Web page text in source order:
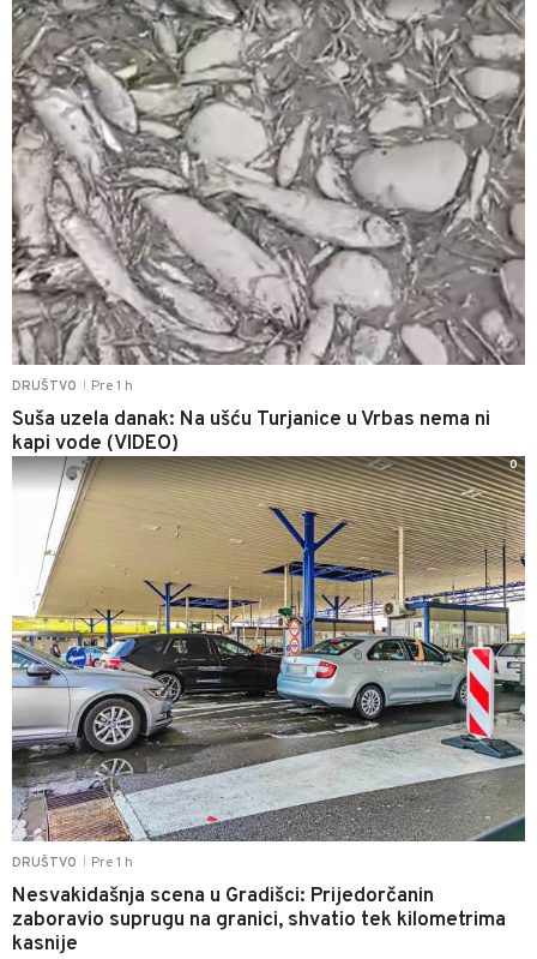
DRUŠTVO Pre 1 h
Suša uzela danak: Na ušću Turjanice u Vrbas nema ni
kapi vode (VIDEO)
DRUŠTVO Pre 1 h
Nesvakidašnja scena u Gradišci: Prijedorčanin
zaboravio suprugu na granici, shvatio tek kilometrima
kasnije
0